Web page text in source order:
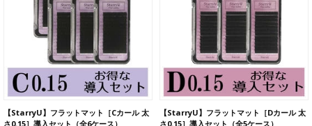
【StarryU】フラットマット［Cカール 太
さ0.15］導入セット（全6ケース）
【StarryU】フラットマット［Dカール 太
さ0.15］導入セット（全5ケース）